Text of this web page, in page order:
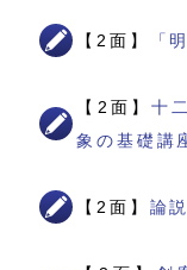
【2面】 「
【2面】十
象の基礎
【2面】 論説